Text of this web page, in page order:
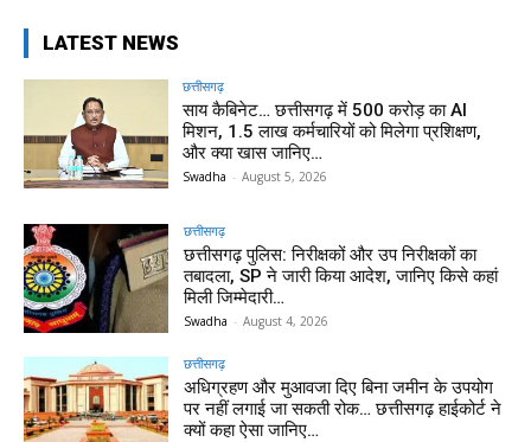
LATEST NEWS
छत्तीसगढ़
साय कैबिनेट… छत्तीसगढ़ में 500 करोड़ का AI
मिशन, 1.5 लाख कर्मचारियों को मिलेगा प्रशिक्षण,
और क्या खास जानिए…
Swadha - August 5, 2026
छत्तीसगढ़
छत्तीसगढ़ पुलिस: निरीक्षकों और उप निरीक्षकों का
तबादला, SP ने जारी किया आदेश, जानिए किसे कहां
मिली जिम्मेदारी…
Swadha - August 4, 2026
छत्तीसगढ़
अधिग्रहण और मुआवजा दिए बिना जमीन के उपयोग
पर नहीं लगाई जा सकती रोक… छत्तीसगढ़ हाईकोर्ट ने
क्यों कहा ऐसा जानिए…